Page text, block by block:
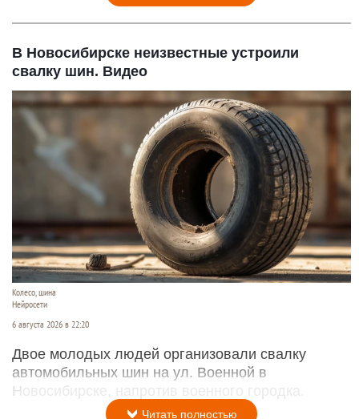
В Новосибирске неизвестные устроили
свалку шин. Видео
Колесо, шина
Нейросети
6 августа 2026 в 22:20
Двое молодых людей организовали свалку
автомобильных шин на ул. Военной в
Новосибирске, напротив военного городка.
Читать полностью